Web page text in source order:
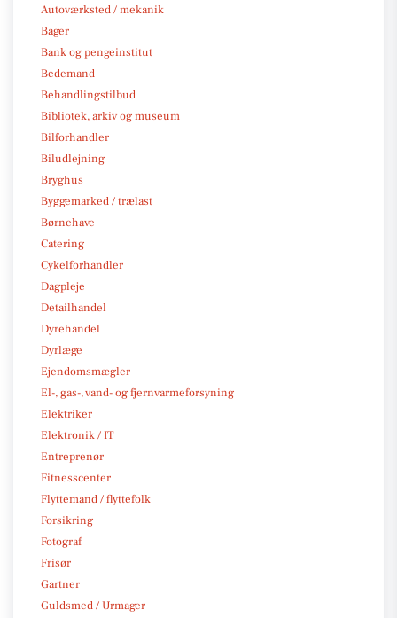
Autoværksted / mekanik
Bager
Bank og pengeinstitut
Bedemand
Behandlingstilbud
Bibliotek, arkiv og museum
Bilforhandler
Biludlejning
Bryghus
Byggemarked / trælast
Børnehave
Catering
Cykelforhandler
Dagpleje
Detailhandel
Dyrehandel
Dyrlæge
Ejendomsmægler
El-, gas-, vand- og fjernvarmeforsyning
Elektriker
Elektronik / IT
Entreprenør
Fitnesscenter
Flyttemand / flyttefolk
Forsikring
Fotograf
Frisør
Gartner
Guldsmed / Urmager